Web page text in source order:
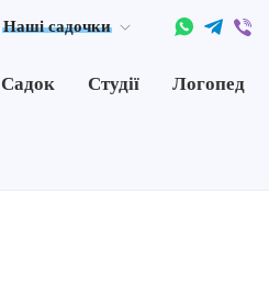
Наші садочки
Садок Студії Логопед